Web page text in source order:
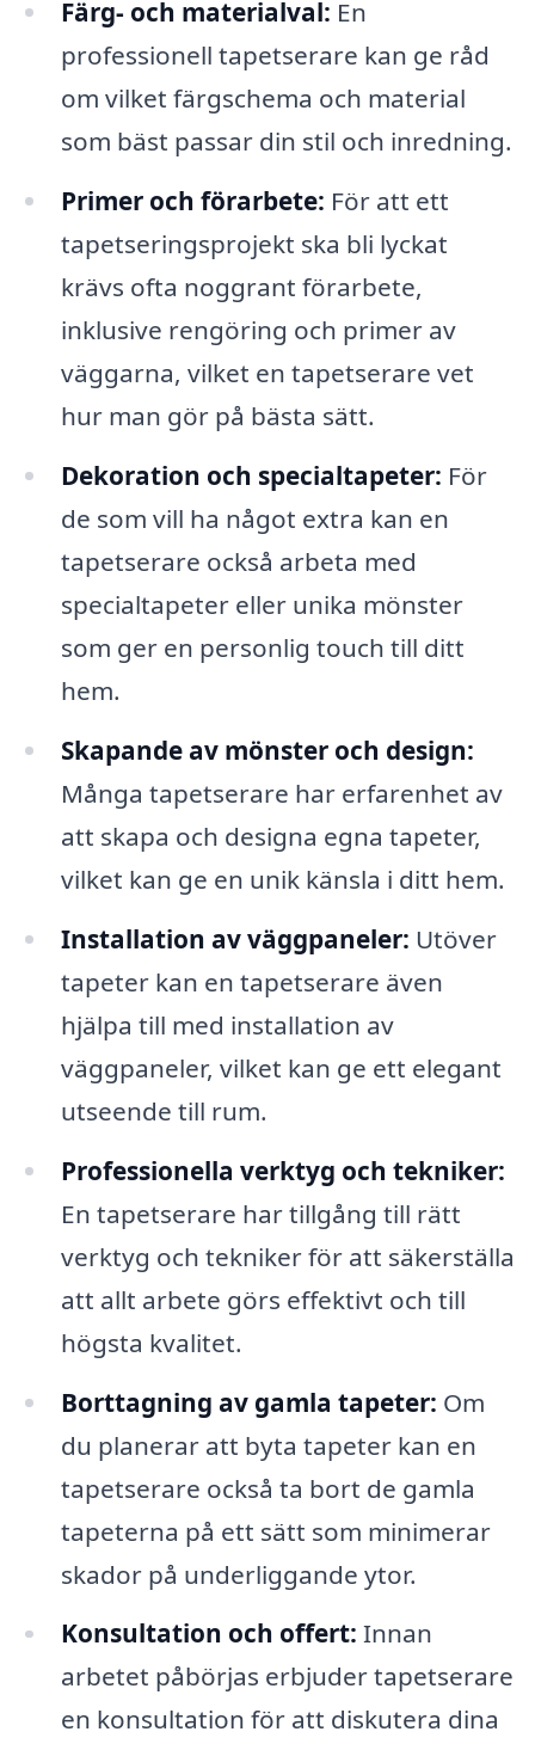
Färg- och materialval: En
professionell tapetserare kan ge råd
om vilket färgschema och material
som bäst passar din stil och inredning.
Primer och förarbete: För att ett
tapetseringsprojekt ska bli lyckat
krävs ofta noggrant förarbete,
inklusive rengöring och primer av
väggarna, vilket en tapetserare vet
hur man gör på bästa sätt.
Dekoration och specialtapeter: För
de som vill ha något extra kan en
tapetserare också arbeta med
specialtapeter eller unika mönster
som ger en personlig touch till ditt
hem.
Skapande av mönster och design:
Många tapetserare har erfarenhet av
att skapa och designa egna tapeter,
vilket kan ge en unik känsla i ditt hem.
Installation av väggpaneler: Utöver
tapeter kan en tapetserare även
hjälpa till med installation av
väggpaneler, vilket kan ge ett elegant
utseende till rum.
Professionella verktyg och tekniker:
En tapetserare har tillgång till rätt
verktyg och tekniker för att säkerställa
att allt arbete görs effektivt och till
högsta kvalitet.
Borttagning av gamla tapeter: Om
du planerar att byta tapeter kan en
tapetserare också ta bort de gamla
tapeterna på ett sätt som minimerar
skador på underliggande ytor.
Konsultation och offert: Innan
arbetet påbörjas erbjuder tapetserare
en konsultation för att diskutera dina